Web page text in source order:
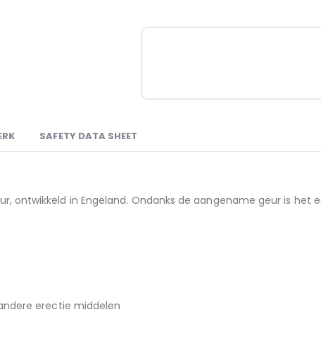
SAFETY DATA SHEET
ontwikkeld in Engeland. Ondanks de aangename geur is het
erectie middelen